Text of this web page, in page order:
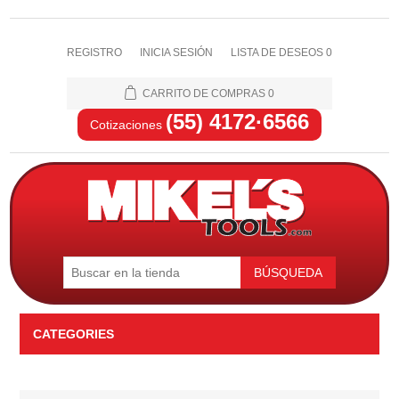
REGISTRO INICIA SESIÓN LISTA DE DESEOS 0
CARRITO DE COMPRAS 0
Cotizaciones (55) 4172·6566
BÚSQUEDA
CATEGORIES